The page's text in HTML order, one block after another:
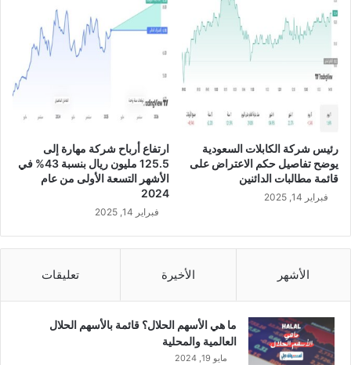
ل
م
ئ
ة
س
7
.
ي
ع
و
د
ي
رئيس شركة الكابلات السعودية
يوضح تفاصيل حكم الاعتراض على
قائمة مطالبات الدائنين
فبراير 14, 2025
ارتفاع أرباح شركة مهارة إلى
125.5 مليون ريال بنسبة 43% في
الأشهر التسعة الأولى من عام
2024
فبراير 14, 2025
الأشهر الأخيرة تعليقات
ما هي الأسهم الحلال؟ قائمة بالأسهم الحلال
العالمية والمحلية
مايو 19, 2024